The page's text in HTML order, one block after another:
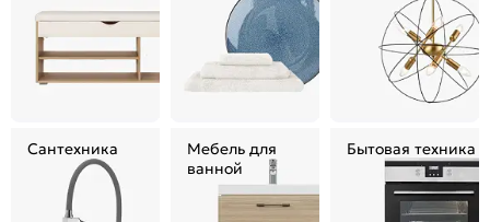
Сантехника
Мебель для
ванной
Бытовая техника